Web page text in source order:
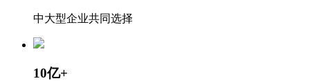
中大型企业共同选择
10亿+